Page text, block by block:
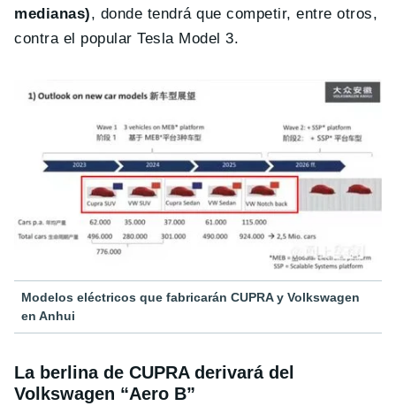
medianas), donde tendrá que competir, entre otros,
contra el popular Tesla Model 3.
Modelos eléctricos que fabricarán CUPRA y Volkswagen
en Anhui
La berlina de CUPRA derivará del
Volkswagen “Aero B”